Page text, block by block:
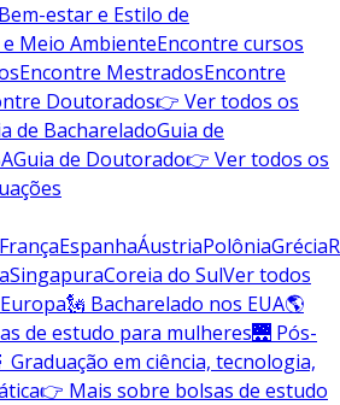
estar e Estilo de
Meio AmbienteEncontre cursos
Encontre MestradosEncontre
Doutorados👉 Ver todos os
de BachareladoGuia de
Guia de Doutorado👉 Ver todos os
FrançaEspanhaÁustriaPolôniaGrécia
SingapuraCoreia do SulVer todos
🗽 Bacharelado nos EUA🌎
de estudo para mulheres🌉 Pós-
Graduação em ciência, tecnologia,
👉 Mais sobre bolsas de estudo